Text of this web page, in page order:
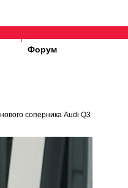
Форум
соперника Audi Q3